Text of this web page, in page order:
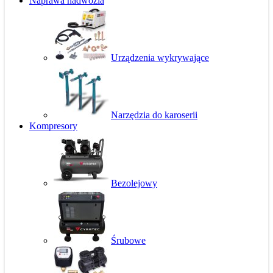
Urządzenia wykrywające
Narzędzia do karoserii
Kompresory
Bezolejowy
Śrubowe